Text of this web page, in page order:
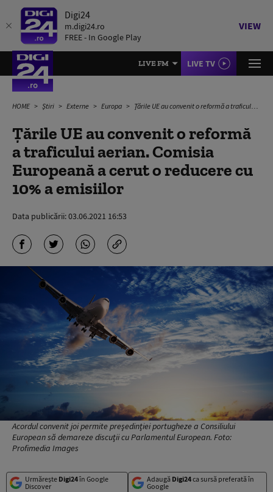
Digi24
m.digi24.ro
FREE - In Google Play
VIEW
LIVE FM LIVE TV
HOME Știri Externe Europa Țările UE au convenit o reformă a traficului aerian. Comisia Europeană a cerut o reducere cu 10% a emisiilor
Țările UE au convenit o reformă
a traficului aerian. Comisia
Europeană a cerut o reducere cu
10% a emisiilor
Data publicării:03.06.2021 16:53
Acordul convenit joi permite preşedinţiei portugheze a Consiliului
European să demareze discuţii cu Parlamentul European. Foto:
Profimedia Images
Urmărește Digi24în Google
Discover
Adaugă Digi24ca sursă preferată în
Google